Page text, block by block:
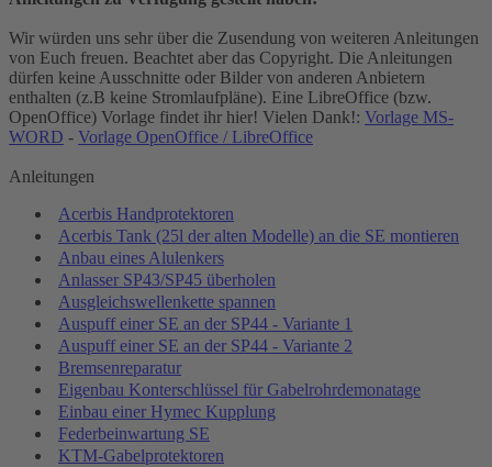
Wir würden uns sehr über die Zusendung von weiteren Anleitungen
von Euch freuen. Beachtet aber das Copyright. Die Anleitungen
dürfen keine Ausschnitte oder Bilder von anderen Anbietern
enthalten (z.B keine Stromlaufpläne). Eine LibreOffice (bzw.
OpenOffice) Vorlage findet ihr hier! Vielen Dank!: Vorlage MS-
WORD - Vorlage OpenOffice / LibreOffice
Anleitungen
Acerbis Handprotektoren
Acerbis Tank (25l der alten Modelle) an die SE montieren
Anbau eines Alulenkers
Anlasser SP43/SP45 überholen
Ausgleichswellenkette spannen
Auspuff einer SE an der SP44 - Variante 1
Auspuff einer SE an der SP44 - Variante 2
Bremsenreparatur
Eigenbau Konterschlüssel für Gabelrohrdemonatage
Einbau einer Hymec Kupplung
Federbeinwartung SE
KTM-Gabelprotektoren